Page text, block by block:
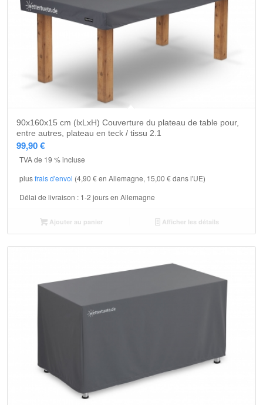
90x160x15 cm (lxLxH) Couverture du plateau de table pour,
entre autres, plateau en teck / tissu 2.1
99,90€
TVA de 19 % incluse
plusfrais d'envoi (4,90 € en Allemagne, 15,00 € dans l'UE)
Délai de livraison : 1-2 jours en Allemagne
Ajouter au panier Afficher les détails